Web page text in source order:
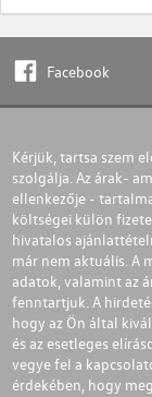
Facebook
Kérjük, tartsa szem
szolgálja. Az árak-
ellenkezője -
költségei külön
hivatalos
már nem aktuális. A
adatok, valamint az
fenntartjuk. A
hogy az Ön által
és az esetleges
vegye fel a
érdekében, hogy